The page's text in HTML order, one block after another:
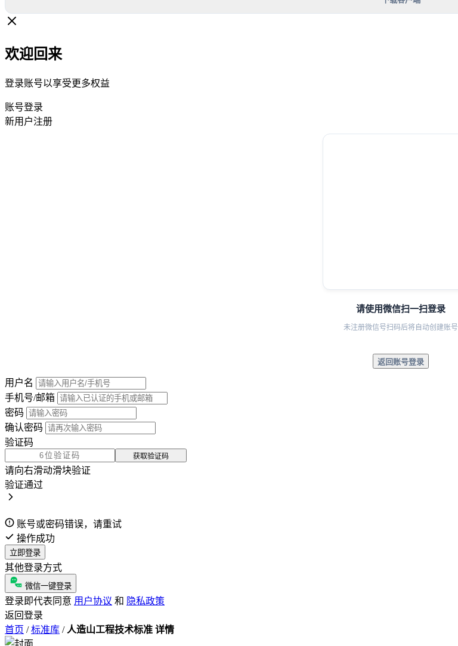
欢迎回来
登录账号以享受更多权益
账号登录
新用户注册
请使用微信扫一扫登录
未注册微信号扫码后将自动创建账号
返回账号登录
用户名
手机号/邮箱
密码
确认密码
验证码
获取验证码
请向右滑动滑块验证
验证通过
账号或密码错误，请重试
操作成功
立即登录
其他登录方式
微信一键登录
登录即代表同意 用户协议 和 隐私政策
返回登录
首页 / 标准库 / 人造山工程技术标准 详情